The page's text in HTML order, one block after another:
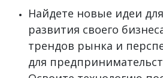
Найдете новые идеи
развития своего
трендов рынка и
для